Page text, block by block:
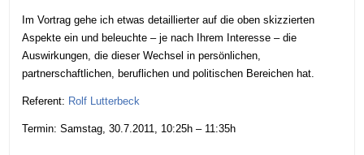
Im Vortrag gehe ich etwas detaillierter auf die oben skizzierten
Aspekte ein und beleuchte – je nach Ihrem Interesse – die
Auswirkungen, die dieser Wechsel in persönlichen,
partnerschaftlichen, beruflichen und politischen Bereichen hat.
Referent: Rolf Lutterbeck
Termin: Samstag, 30.7.2011, 10:25h – 11:35h